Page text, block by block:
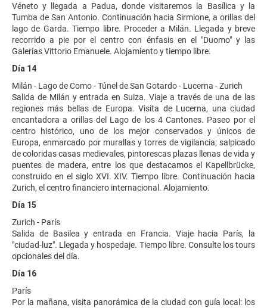
Véneto y llegada a Padua, donde visitaremos la Basílica y la
Tumba de San Antonio. Continuación hacia Sirmione, a orillas del
lago de Garda. Tiempo libre. Proceder a Milán. Llegada y breve
recorrido a pie por el centro con énfasis en el "Duomo" y las
Galerías Vittorio Emanuele. Alojamiento y tiempo libre.
Día 14
Milán - Lago de Como - Túnel de San Gotardo - Lucerna - Zurich
Salida de Milán y entrada en Suiza. Viaje a través de una de las
regiones más bellas de Europa. Visita de Lucerna, una ciudad
encantadora a orillas del Lago de los 4 Cantones. Paseo por el
centro histórico, uno de los mejor conservados y únicos de
Europa, enmarcado por murallas y torres de vigilancia; salpicado
de coloridas casas medievales, pintorescas plazas llenas de vida y
puentes de madera, entre los que destacamos el Kapellbrücke,
construido en el siglo XVI. XIV. Tiempo libre. Continuación hacia
Zurich, el centro financiero internacional. Alojamiento.
Día 15
Zurich - París
Salida de Basilea y entrada en Francia. Viaje hacia París, la
"ciudad-luz". Llegada y hospedaje. Tiempo libre. Consulte los tours
opcionales del día.
Día 16
París
Por la mañana, visita panorámica de la ciudad con guía local: los